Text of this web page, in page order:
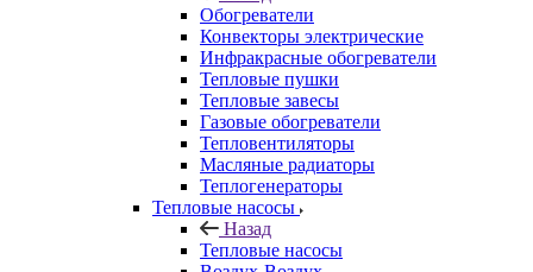
Обогреватели
Конвекторы электрические
Инфракрасные обогреватели
Тепловые пушки
Тепловые завесы
Газовые обогреватели
Тепловентиляторы
Масляные радиаторы
Теплогенераторы
Тепловые насосы
Назад
Тепловые насосы